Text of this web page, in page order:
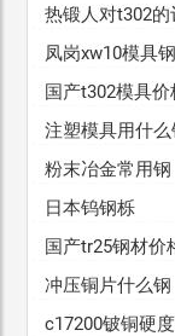
热锻人对t302的
凤岗xw10模具
国产t302模具价
注塑模具用什
粉末冶金常用钢
日本钨钢栎
国产tr25钢材价
冲压铜片什么钢
c17200铍铜硬